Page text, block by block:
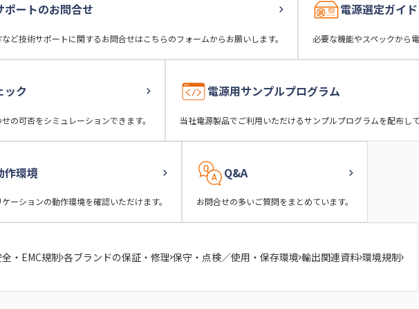
ートのお問合せ
ど技術サポートに関するお問合せはこちらのフォームからお願いします。
電源選定ガイド
必要な機能やスペックから
ック
の可否をシミュレーションできます。
電源用サンプルプログラム
当社電源製品でご利用いただけるサンプルプログラムを配布して
作環境
ーションの動作環境を確認いただけます。
Q&A
お問合せの多いご質問をまとめています。
・EMC規制 各ブランドの保証・修理 保守・点検／使用・保存環境輸出関連資料環境規制